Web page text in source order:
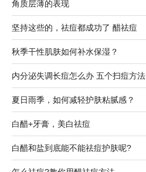
角质层薄的表现
坚持这些的，祛痘都成功了 醋祛痘
秋季干性肌肤如何补水保湿？
内分泌失调长痘怎么办 五个扫痘方法
夏日雨季，如何减轻护肤粘腻感？
白醋+牙膏，美白祛痘
白醋和盐到底能不能祛痘护肤呢?